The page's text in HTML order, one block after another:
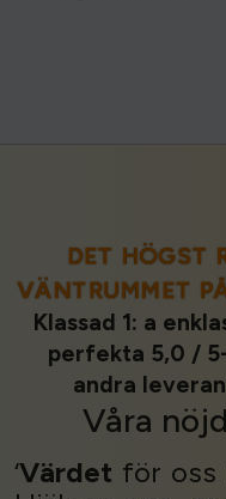
DET HÖGST
VÄNTRUMMET
Klassad 1: a
perfekta 5,0 /
andra
Våra
‘Värdet för oss